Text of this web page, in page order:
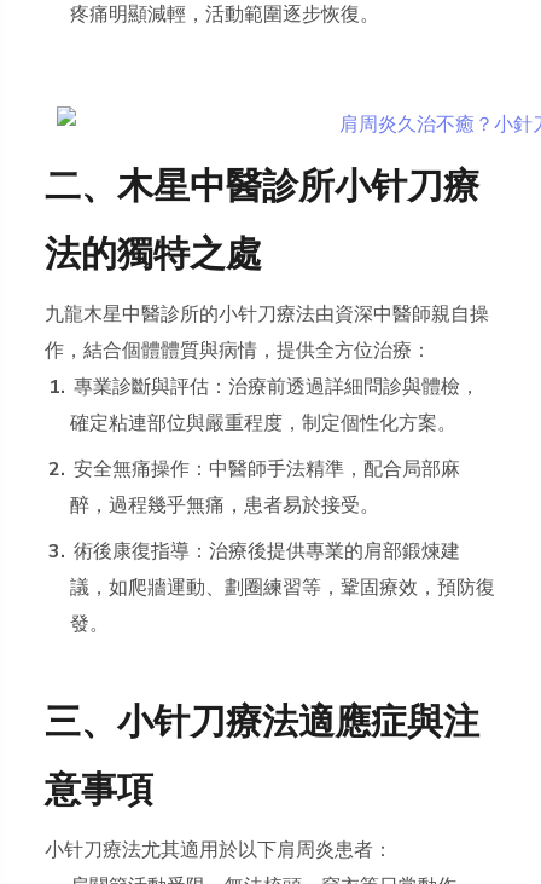
疼痛明顯減輕，活動範圍逐步恢復。
二、木星中醫診所小针刀療
法的獨特之處
九龍木星中醫診所的小针刀療法由資深中醫師親自操
作，結合個體體質與病情，提供全方位治療：
專業診斷與評估：治療前透過詳細問診與體檢，
確定粘連部位與嚴重程度，制定個性化方案。
安全無痛操作：中醫師手法精準，配合局部麻
醉，過程幾乎無痛，患者易於接受。
術後康復指導：治療後提供專業的肩部鍛煉建
議，如爬牆運動、劃圈練習等，鞏固療效，預防復
發。
三、小针刀療法適應症與注
意事項
小针刀療法尤其適用於以下肩周炎患者：